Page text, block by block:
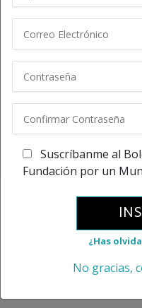
Suscríbanme al
Fundación por un
¿Has
No gracias,